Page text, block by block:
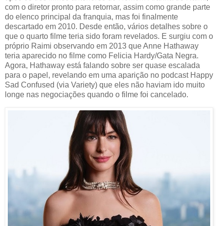
com o diretor pronto para retornar, assim como grande parte
do elenco principal da franquia, mas foi finalmente
descartado em 2010. Desde então, vários detalhes sobre o
que o quarto filme teria sido foram revelados. E surgiu com o
próprio Raimi observando em 2013 que Anne Hathaway
teria aparecido no filme como Felicia Hardy/Gata Negra.
Agora, Hathaway está falando sobre ser quase escalada
para o papel, revelando em uma aparição no podcast Happy
Sad Confused (via Variety) que eles não haviam ido muito
longe nas negociações quando o filme foi cancelado.